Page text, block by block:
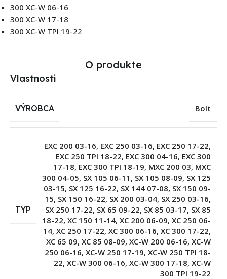
300 XC-W 06-16
300 XC-W 17-18
300 XC-W TPI 19-22
O produkte
Vlastnosti
VÝROBCA Bolt
TYP
EXC 200 03-16, EXC 250 03-16, EXC 250 17-22,
EXC 250 TPI 18-22, EXC 300 04-16, EXC 300
17-18, EXC 300 TPI 18-19, MXC 200 03, MXC
300 04-05, SX 105 06-11 , SX 105 08-09, SX 125
03-15, SX 125 16-22, SX 144 07-08, SX 150 09-
15, SX 150 16-22, SX 200 03-04, SX 250 03-16,
SX 250 17-22, SX 65 09-22, SX 85 03-17, SX 85
18-22, XC 150 11-14, XC 200 06-09, XC 250 06-
14, XC 250 17-22, XC 300 06-16, XC 300 17-22,
XC 65 09, XC 85 08-09, XC-W 200 06-16, XC-W
250 06-16, XC-W 250 17-19, XC-W 250 TPI 18-
22, XC-W 300 06-16, XC-W 300 17-18, XC-W
300 TPI 19-22